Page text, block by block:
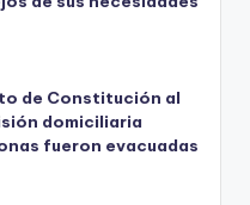
de Constitución al
domiciliaria
fueron evacuadas